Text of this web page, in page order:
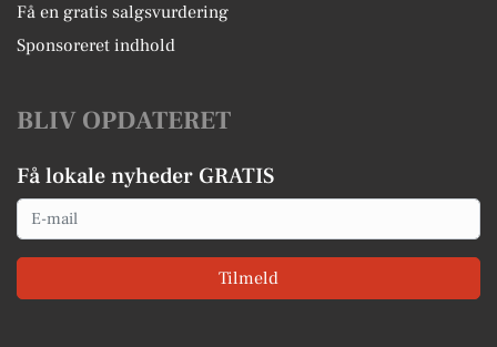
Få en gratis salgsvurdering
Sponsoreret indhold
BLIV OPDATERET
Få lokale nyheder GRATIS
Email
Tilmeld